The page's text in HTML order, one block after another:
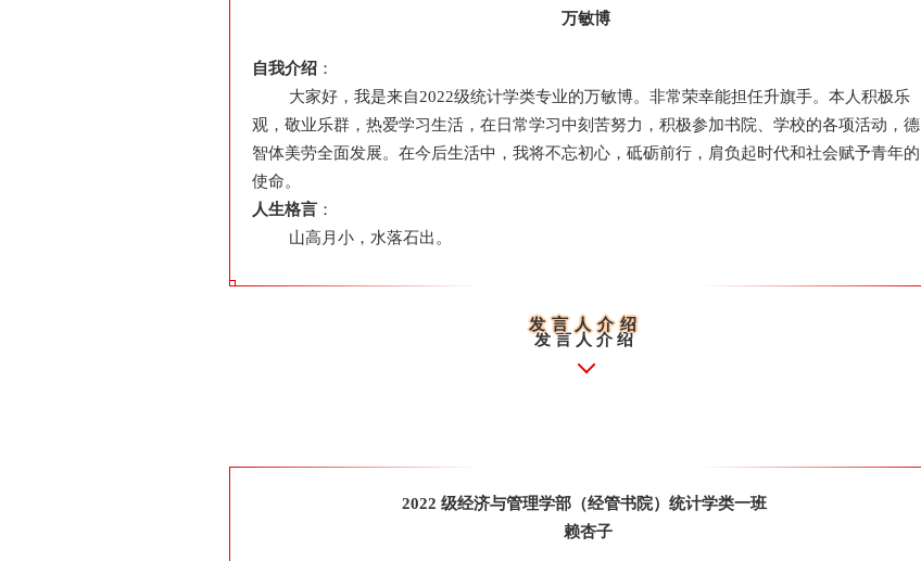
万敏博
自我介绍 ：
大家好，我是来自2022级统计学类专业的万敏博。非常荣幸能担任升旗手。本人积极乐
观，敬业乐群，热爱学习生活，在日常学习中刻苦努力，积极参加书院、学校的各项活动，德
智体美劳全面发展。在今后生活中，我将不忘初心，砥砺前行，肩负起时代和社会赋予青年的
使命。
人生格言 ：
山高月小，水落石出。
发言人介绍
发言人介绍
2022 级经济与管理学部（经管书院） 统计学类一班
赖杏子